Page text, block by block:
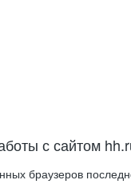
с сайтом
браузеров